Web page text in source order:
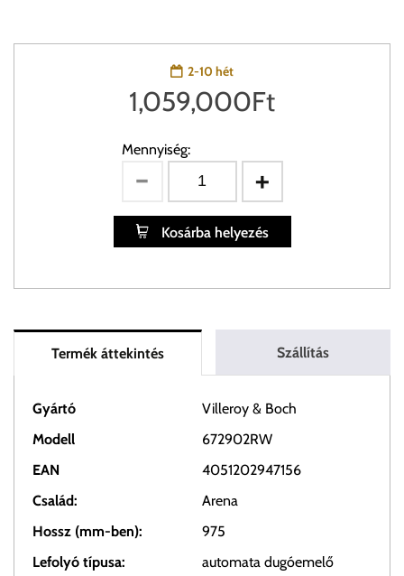
2-10 hét
1,059,000Ft
Mennyiség:
Kosárba helyezés
Termék áttekintés Szállítás
Gyártó
Villeroy & Boch
Modell
672902RW
EAN
4051202947156
Család:
Arena
Hossz (mm-ben):
975
Lefolyó típusa:
automata dugóemelő